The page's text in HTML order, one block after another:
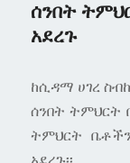
ሰንበት
አደረጉ
ከሲዳማ ሀገረ
ሰንበት ትምህርት
ትምህርት
አደረጉ፡፡